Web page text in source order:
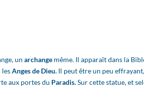
unarchange même. Il apparaît dans la
lesAnges de Dieu. Il peut être un peu
aux portes du Paradis.Sur cette statue, et